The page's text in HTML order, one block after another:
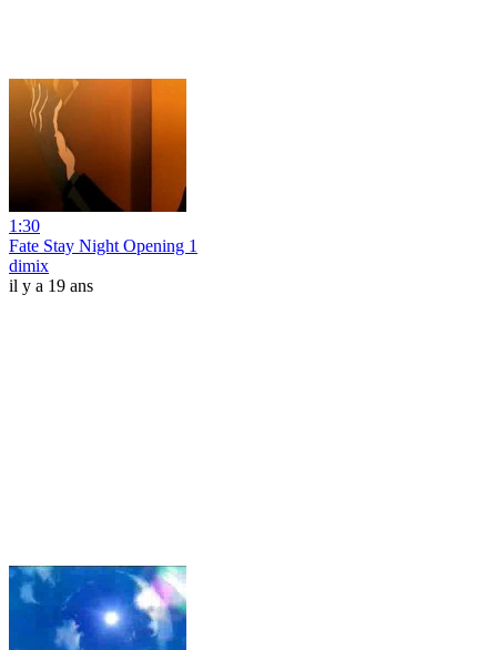
1:30
Fate Stay Night Opening 1
dimix
il y a 19 ans